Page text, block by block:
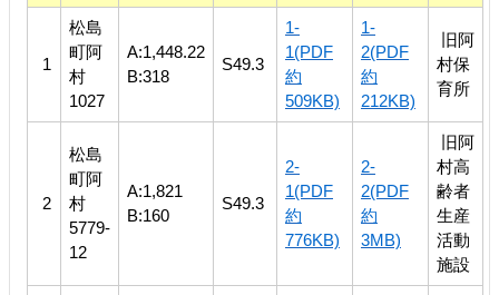
1
松島
町阿
村
1027
A:1,448.22
B:318
S49.3
1-
1(PDF
約
509KB)
1-
2(PDF
約
212KB)
旧阿
村保
育所
2
松島
町阿
村
5779-
12
A:1,821
B:160
S49.3
2-
1(PDF
約
776KB)
2-
2(PDF
約
3MB)
旧阿
村高
齢者
生産
活動
施設